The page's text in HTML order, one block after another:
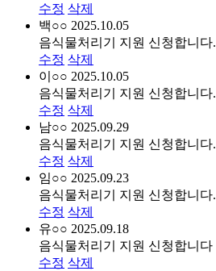
수정 삭제
백○○ 2025.10.05
음식물처리기 지원 신청합니다.
수정 삭제
이○○ 2025.10.05
음식물처리기 지원 신청합니다.
수정 삭제
남○○ 2025.09.29
음식물처리기 지원 신청합니다.
수정 삭제
임○○ 2025.09.23
음식물처리기 지원 신청합니다.
수정 삭제
유○○ 2025.09.18
음식물처리기 지원 신청합니다
수정 삭제